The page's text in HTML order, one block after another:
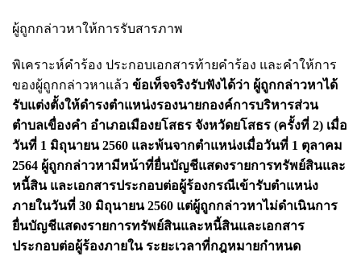
ผู้ถูกกล่าวหาให้การรับสารภาพ
พิเคราะห์คําร้อง ประกอบเอกสารท้ายคําร้อง และคําให้การ
ของผู้ถูกกล่าวหาแล้ว ข้อเท็จจริงรับฟังได้ว่า ผู้ถูกกล่าวหาได้
รับแต่งตั้งให้ดํารงตําแหน่งรองนายกองค์การบริหารส่วน
ตําบลเขื่องคํา อําเภอเมืองยโสธร จังหวัดยโสธร (ครั้งที่ 2) เมื่อ
วันที่ 1 มิถุนายน 2560 และพ้นจากตําแหน่งเมื่อวันที่ 1 ตุลาคม
2564 ผู้ถูกกล่าวหามีหน้าที่ยื่นบัญชีแสดงรายการทรัพย์สินและ
หนี้สิน และเอกสารประกอบต่อผู้ร้องกรณีเข้ารับตําแหน่ง
ภายในวันที่ 30 มิถุนายน 2560 แต่ผู้ถูกกล่าวหาไม่ดําเนินการ
ยื่นบัญชีแสดงรายการทรัพย์สินและหนี้สินและเอกสาร
ประกอบต่อผู้ร้องภายใน ระยะเวลาที่กฎหมายกําหนด